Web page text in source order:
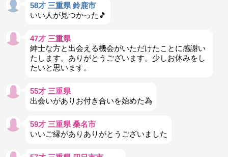
58才 三重県 鈴鹿市
いい人が見つかった🎵
47才 三重県
紳士な方と出会える機会がいただけたことに感謝い
たします。ありがとうございます。少しお休みをし
たいと思います。
55才 三重県
出会いがありお付き合いを始めた為
59才 三重県 桑名市
いいご縁がありありがとうございました